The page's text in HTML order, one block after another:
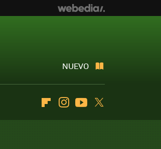
NUEVO
FlipboardInstagramYoutube